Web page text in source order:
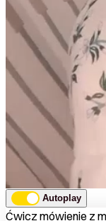
Autoplay
Ćwicz mówienie z